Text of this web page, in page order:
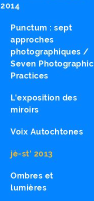
2014
Punctum : sept
approches
photographiques /
Seven Photographic
Practices
L'exposition des
miroirs
Voix Autochtones
jè-st' 2013
Ombres et
lumières